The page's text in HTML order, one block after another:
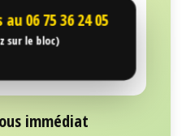
au06 75 36 24 05
sur le bloc)
immédiat